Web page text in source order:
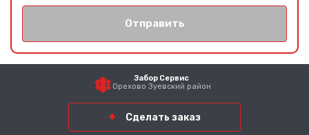
Отправить
Забор Сервис
Орехово Зуевский район
Сделать заказ